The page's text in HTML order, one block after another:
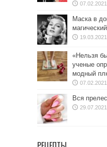
07.02.2021
Маска в
19.03.2021
«Нельзя
ученые
модный
07.02.2021
Вся
29.07.2021